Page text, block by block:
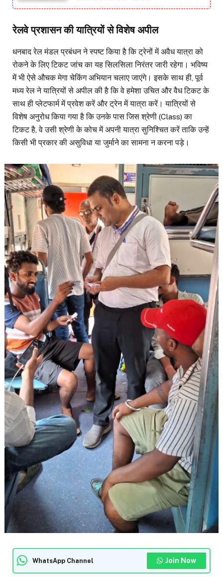
रेलवे प्रशासन की यात्रियों से विशेष अपील
धनबाद रेल मंडल प्रबंधन ने स्पष्ट किया है कि ट्रेनों में अवैध यात्रा को
रोकने के लिए टिकट जांच का यह सिलसिला निरंतर जारी रहेगा। भविष्य
में भी ऐसे औचक मेगा चेकिंग अभियान चलाए जाएंगे। इसके साथ ही, पूर्व
मध्य रेल ने यात्रियों से अपील की है कि वे हमेशा उचित और वैध टिकट के
साथ ही प्लेटफार्म में प्रवेश करें और ट्रेन में यात्रा करें। यात्रियों से
विशेष अनुरोध किया गया है कि उनके पास जिस श्रेणी (Class) का
टिकट है, वे उसी श्रेणी के कोच में अपनी यात्रा सुनिश्चित करें ताकि उन्हें
किसी भी प्रकार की असुविधा या जुर्माने का सामना न करना पड़े।
WhatsApp Channel Join Now